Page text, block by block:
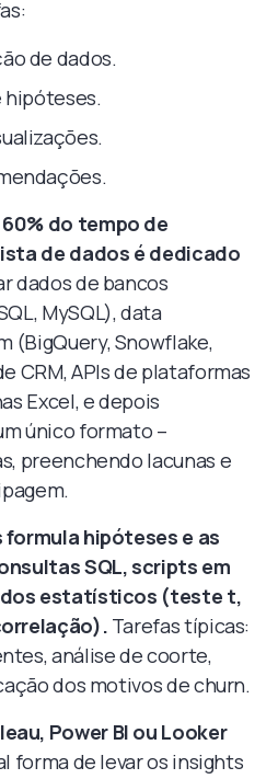
de dados.
hipóteses.
60% do tempo de
de dados é dedicado
dados de bancos
MySQL), data
(BigQuery, Snowflake,
CRM, APIs de plataformas
Excel, e depois
único formato –
preenchendo lacunas e
hipóteses e as
SQL, scripts em
estatísticos (teste t,
Tarefas típicas:
análise de coorte,
dos motivos de churn.
Power BI ou Looker
forma de levar os insights